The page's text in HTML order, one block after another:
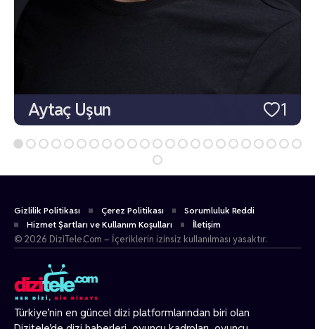
1
Aytaç Uşun
Türkiye’nin en güncel dizi platformlarından biri olan
Gizlilik Politikası Çerez Politikası
Sorumluluk Reddi
Hizmet Şartları ve Kullanım Koşulları
İletişim
© 2026 DiziTele.Com – İçeriklerin izinsiz kullanılması yasaktır.